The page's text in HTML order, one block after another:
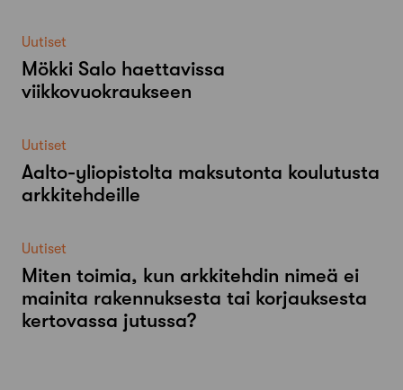
Uutiset
Mökki Salo haettavissa
viikkovuokraukseen
Uutiset
Aalto-​yliopistolta maksutonta koulutusta
arkkitehdeille
Uutiset
Miten toimia, kun arkkitehdin nimeä ei
mainita rakennuksesta tai korjauksesta
kertovassa jutussa?